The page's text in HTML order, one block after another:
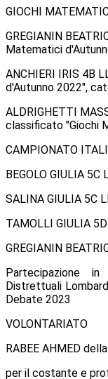
GIOCHI
GREGIANIN
Matematici
ANCHIERI IRIS 4B
d'Autunno 2022",
ALDRIGHETTI
classificato "Giochi
CAMPIONATO
BEGOLO GIULIA
SALINA GIULIA 5C
TAMOLLI GIULIA
GREGIANIN
Partecipazione
Distrettuali
Debate 2023
VOLONTARIATO
RABEE AHMED
per il costante e